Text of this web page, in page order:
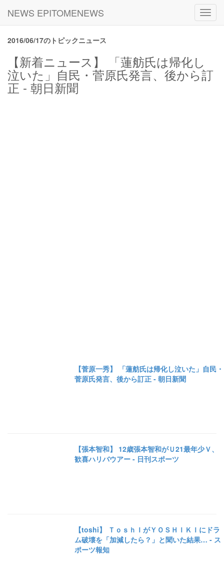
NEWS EPITOMENEWS
2016/06/17のトピックニュース
【新着ニュース】 「蓮舫氏は帰化し
泣いた」自民・菅原氏発言、後から訂
正 - 朝日新聞
【菅原一秀】 「蓮舫氏は帰化し泣いた」自民・
菅原氏発言、後から訂正 - 朝日新聞
【張本智和】 12歳張本智和がＵ21最年少Ｖ、
歓喜ハリバウアー - 日刊スポーツ
【toshi】 ＴｏｓｈＩがＹＯＳＨＩＫＩにドラ
ム破壊を「加減したら？」と聞いた結果… - ス
ポーツ報知